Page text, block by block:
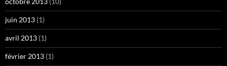
juin 2013 (1)
avril 2013 (1)
février 2013 (1)